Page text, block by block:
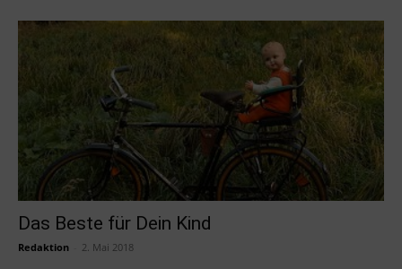
Das Beste für Dein Kind
Redaktion 2. Mai 2018